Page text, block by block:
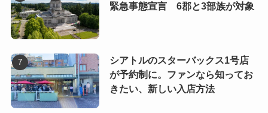
緊急事態宣言 6郡と3部族が対象
シアトルのスターバックス1号店
が予約制に。ファンなら知ってお
きたい、新しい入店方法